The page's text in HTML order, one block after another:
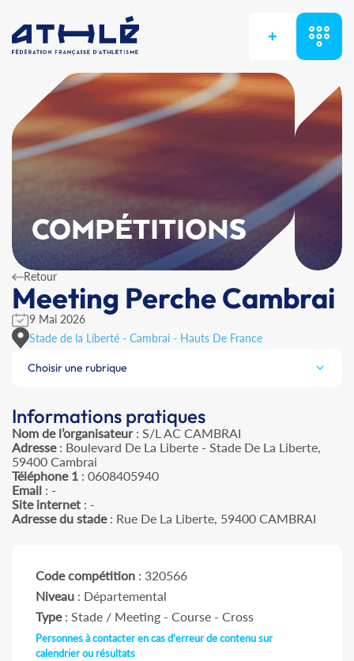
+
COMPÉTITIONS
Retour
Meeting Perche Cambrai
9 Mai 2026
Stade de la Liberté - Cambrai - Hauts De France
Choisir une rubrique
Informations pratiques
Nom de l’organisateur: S/L AC CAMBRAI
Adresse: Boulevard De La Liberte - Stade De La Liberte,
59400 Cambrai
Téléphone 1 : 0608405940
Email : -
Site internet : -
Adresse du stade: Rue De La Liberte, 59400 CAMBRAI
Code compétition : 320566
Niveau : Départemental
Type: Stade / Meeting - Course - Cross
Personnes à contacter en cas d'erreur de contenu sur
calendrier ou résultats